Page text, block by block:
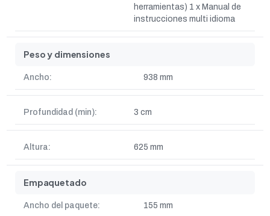
herramientas) 1 x Manual de
instrucciones multi idioma
Peso y dimensiones
Ancho: 938 mm
Profundidad (min): 3 cm
Altura: 625 mm
Empaquetado
Ancho del paquete: 155 mm